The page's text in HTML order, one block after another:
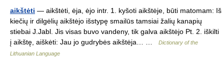
aikštėti — aikštėti, ėja, ėjo intr. 1. kyšoti aikštėje, būti matomam: Iš
kiečių ir dilgėlių aikštėjo išstypę smailūs tamsiai žalių kanapių
stiebai J.Jabl. Jis visas buvo vandeny, tik galva aikštėjo Pt. 2. iškilti
į aikštę, aiškėti: Jau jo gudrybės aikštėja… …
Dictionary of the
Lithuanian Language